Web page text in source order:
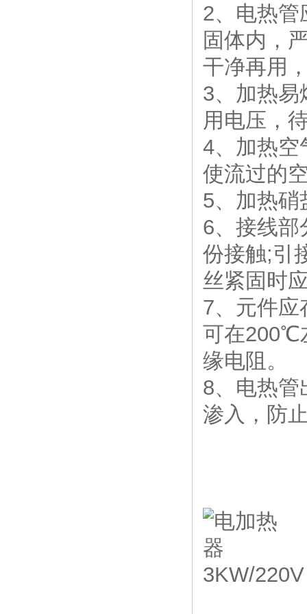
2、电热管
固体内，
干净再用
3、加热易
用电压，
4、加热空
使流过的
5、加热硝
6、接线部
份接触;引
丝紧固时
7、元件
可在200℃
缘电阻。
8、电热管
渗入，防